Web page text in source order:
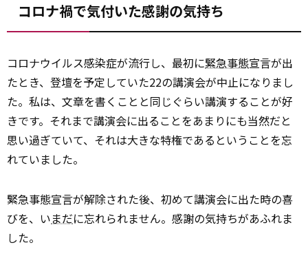
コロナ禍で気付いた感謝の気持ち
コロナウイルス感染症が流行し、最初に緊急事態宣言が出
たとき、登壇を予定していた22の講演会が中止になりまし
た。私は、文章を書くことと同じぐらい講演することが好
きです。それまで講演会に出ることをあまりにも当然だと
思い過ぎていて、それは大きな特権であるということを忘
れていました。
緊急事態宣言が解除された後、初めて講演会に出た時の喜
びを、いまだに忘れられません。感謝の気持ちがあふれま
した。